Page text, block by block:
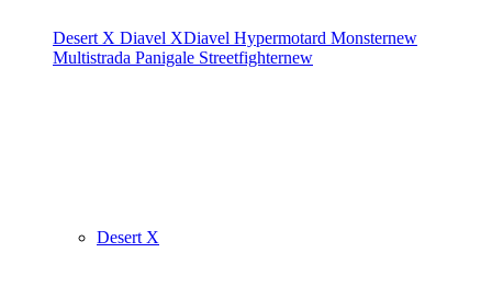
Desert X Diavel XDiavel Hypermotard Monsternew
Multistrada Panigale Streetfighternew
Desert X